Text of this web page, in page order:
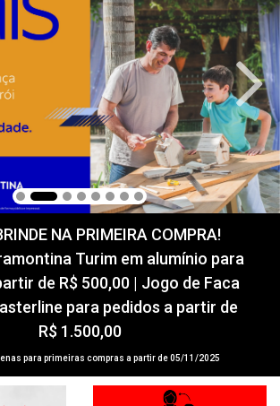
NA PRIMEIRA COMPRA!
Turim em alumínio para
de R$ 500,00 | Jogo de Faca
para pedidos a partir de
R$ 1.500,00
para primeiras compras a partir de 05/11/2025